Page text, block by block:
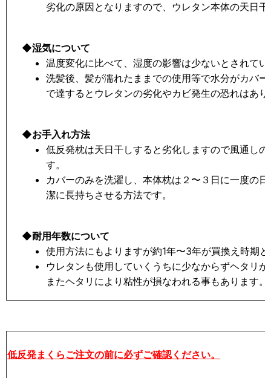
劣化の原因となりますので、ウレタン本体の天日
◆湿気について
温度変化に比べて、湿度の影響は少ないとされて
洗髪後、髪が濡れたままでの使用等で水分がカバ
で達するとウレタンの劣化やカビ発生の恐れはあ
◆お手入れ方法
低反発枕は天日干しすると劣化しますので風通し
す。
カバーのみを洗濯し、本体枕は２〜３日に一度の
潔に長持ちさせる方法です。
◆耐用年数について
使用方法にもよりますが約1年〜3年が買換え時期
ウレタンも使用していくうちに少なからずヘタリ
またヘタリにより粘性が損なわれる事もあります。
低反発まくらご注文の前に必ずご確認ください。